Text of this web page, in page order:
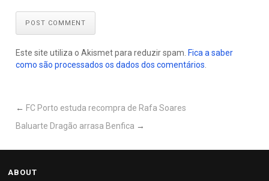
POST COMMENT
Este site utiliza o Akismet para reduzir spam. Fica a saber
como são processados os dados dos comentários
← FC Porto estuda recompra de Rafa Soares
Baluarte Dragão arrasa Benfica →
ABOUT